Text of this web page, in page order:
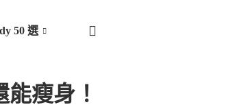
50 選
瘦身！